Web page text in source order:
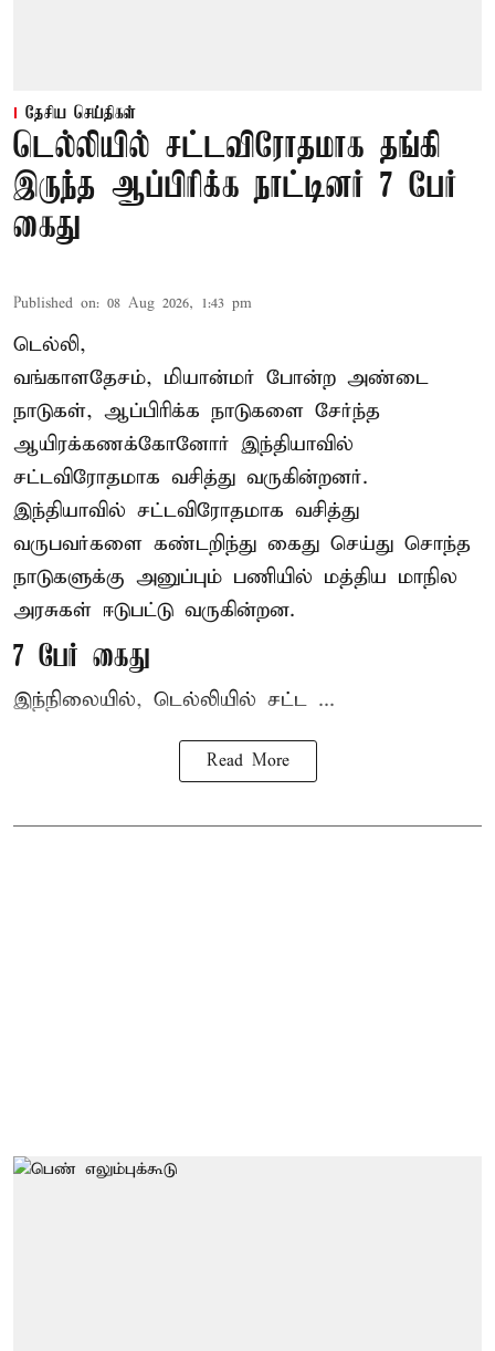
தேசிய செய்திகள்
டெல்லியில் சட்டவிரோதமாக தங்கி
இருந்த ஆப்பிரிக்க நாட்டினர் 7 பேர்
கைது
Published on: 08 Aug 2026, 1:43 pm
டெல்லி,
வங்காளதேசம், மியான்மர் போன்ற அண்டை
நாடுகள், ஆப்பிரிக்க நாடுகளை சேர்ந்த
ஆயிரக்கணக்கோனோர் இந்தியாவில்
சட்டவிரோதமாக வசித்து வருகின்றனர்.
இந்தியாவில் சட்டவிரோதமாக வசித்து
வருபவர்களை கண்டறிந்து கைது செய்து சொந்த
நாடுகளுக்கு அனுப்பும் பணியில் மத்திய மாநில
அரசுகள் ஈடுபட்டு வருகின்றன.
7 பேர் கைது
இந்நிலையில், டெல்லியில் சட்ட ...
Read More